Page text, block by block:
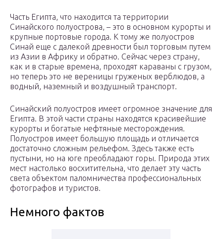
Часть Египта, что находится та территории
Синайского полуострова, – это в основном курорты и
крупные портовые города. К тому же полуостров
Синай еще с далекой древности был торговым путем
из Азии в Африку и обратно. Сейчас через страну,
как и в старые времена, проходят караваны с грузом,
но теперь это не вереницы груженых верблюдов, а
водный, наземный и воздушный транспорт.
Синайский полуостров имеет огромное значение для
Египта. В этой части страны находятся красивейшие
курорты и богатые нефтяные месторождения.
Полуостров имеет большую площадь и отличается
достаточно сложным рельефом. Здесь также есть
пустыни, но на юге преобладают горы. Природа этих
мест настолько восхитительна, что делает эту часть
света объектом паломничества профессиональных
фотографов и туристов.
Немного фактов